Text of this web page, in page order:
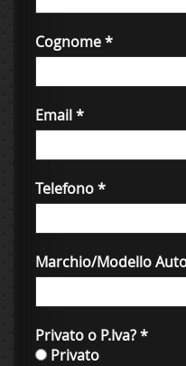
Cognome*
Email*
Telefono*
Marchio/Modello
Privato o P.Iva?*
Privato